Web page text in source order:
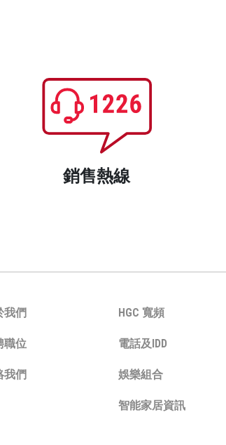
銷售熱線
我們
職位
我們
HGC 寬頻
電話及IDD
娛樂組合
智能家居資訊